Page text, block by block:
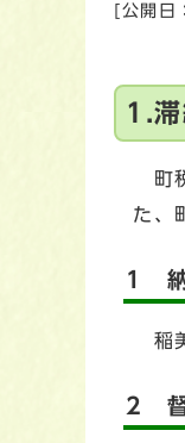
[公開日
1.滞
町
た、
1 納
稲
2 督